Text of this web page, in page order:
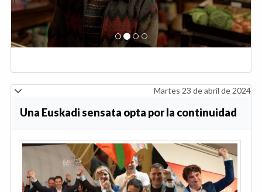
Martes 23 de abril de 2024
Una Euskadi sensata opta por la continuidad